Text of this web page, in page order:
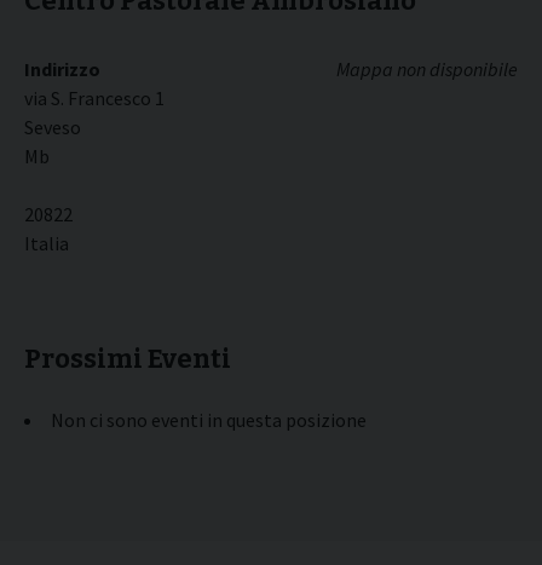
Mappa non disponibile
Indirizzo
via S. Francesco 1
Seveso
Mb
20822
Italia
Prossimi Eventi
Non ci sono eventi in questa posizione